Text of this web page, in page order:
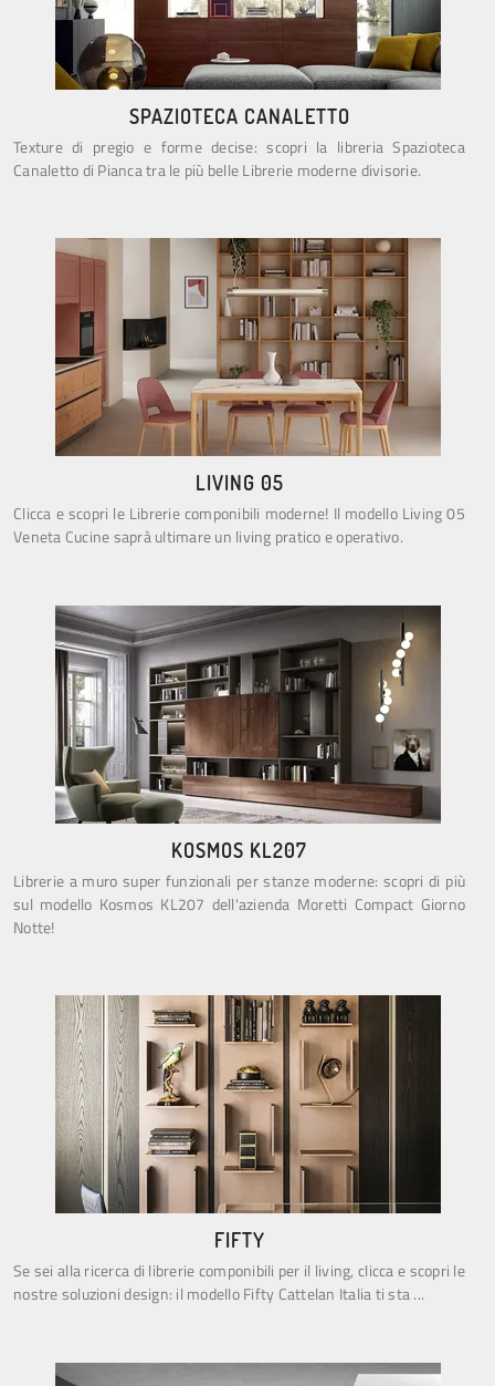
SPAZIOTECA CANALETTO
Texture di pregio e forme decise: scopri la libreria Spazioteca
Canaletto di Pianca tra le più belle Librerie moderne divisorie.
LIVING 05
Clicca e scopri le Librerie componibili moderne! Il modello Living 05
Veneta Cucine saprà ultimare un living pratico e operativo.
KOSMOS KL207
Librerie a muro super funzionali per stanze moderne: scopri di più
sul modello Kosmos KL207 dell'azienda Moretti Compact Giorno
Notte!
FIFTY
Se sei alla ricerca di librerie componibili per il living, clicca e scopri le
nostre soluzioni design: il modello Fifty Cattelan Italia ti sta ...